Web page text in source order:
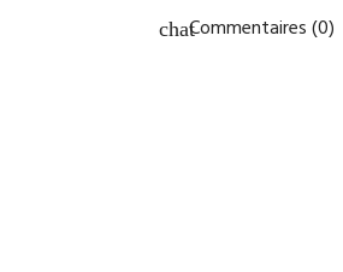
Commentaires (0)